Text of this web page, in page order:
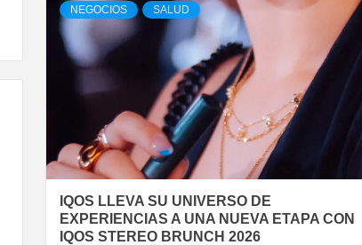
NEGOCIOS SALUD
IQOS LLEVA SU UNIVERSO DE
EXPERIENCIAS A UNA NUEVA ETAPA CON
IQOS STEREO BRUNCH 2026